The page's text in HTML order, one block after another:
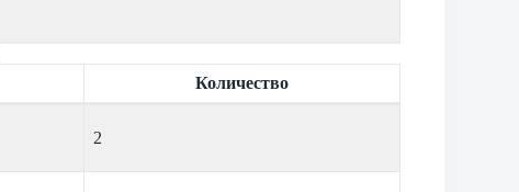
Количество
2